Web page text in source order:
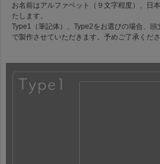
お名前はアルファベット（９文字程度）、日
たします。
Type1（筆記体）、Type2をお選びの場合、
で製作させていただきます。予めご了承くださ